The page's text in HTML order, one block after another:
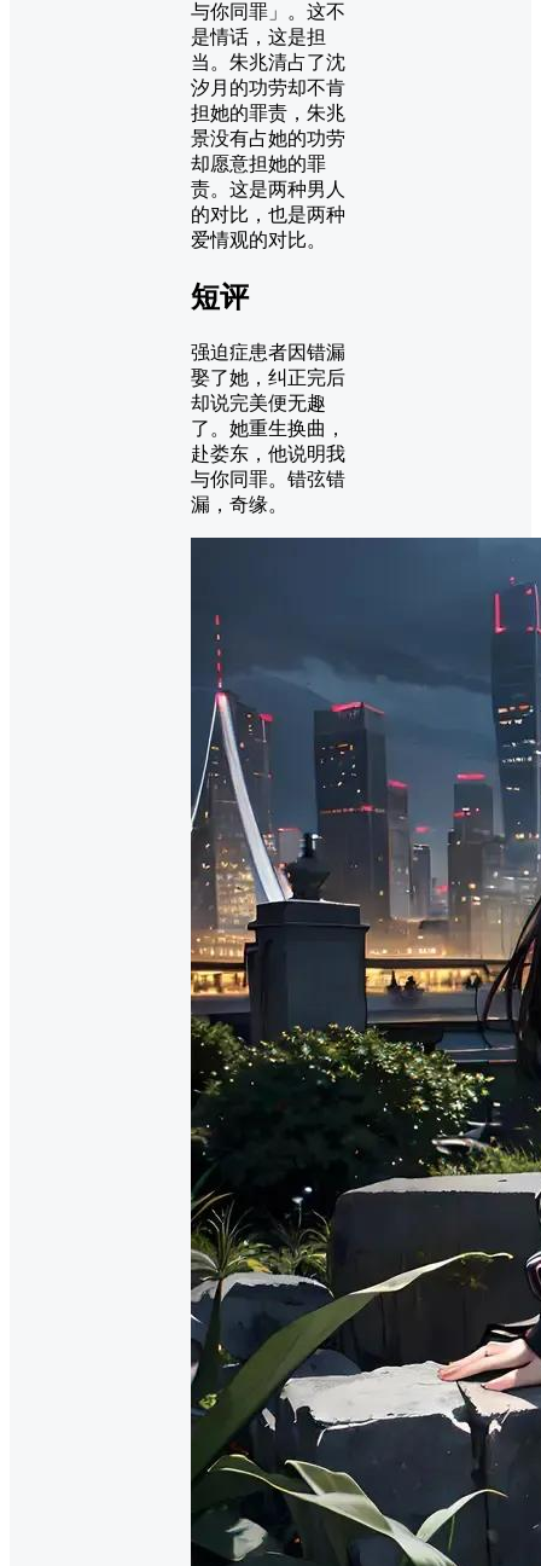
与你同罪」。这不
是情话，这是担
当。朱兆清占了沈
汐月的功劳却不肯
担她的罪责，朱兆
景没有占她的功劳
却愿意担她的罪
责。这是两种男人
的对比，也是两种
爱情观的对比。
短评
强迫症患者因错漏
娶了她，纠正完后
却说完美便无趣
了。她重生换曲，
赴娄东，他说明我
与你同罪。错弦错
漏，奇缘。